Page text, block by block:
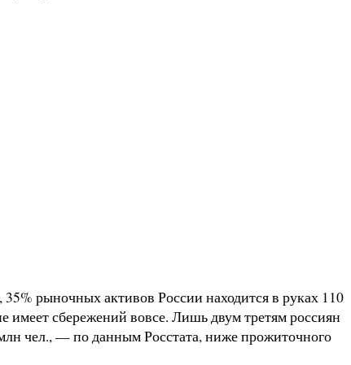
рыночных активов России находится в руках 110
имеет сбережений вовсе. Лишь двум третям россиян
чел., — по данным Росстата, ниже прожиточного